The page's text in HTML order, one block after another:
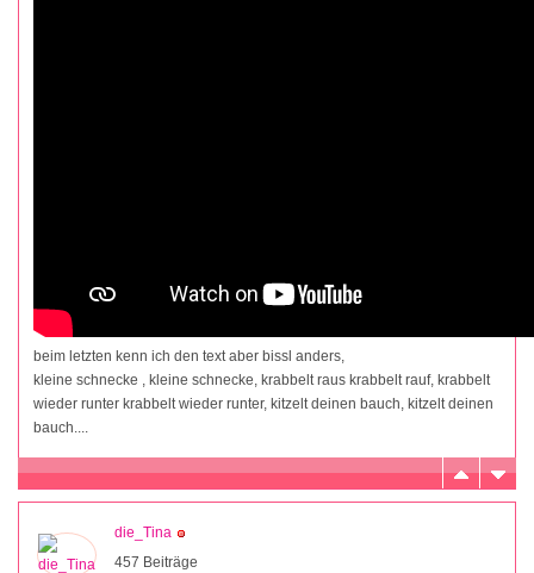
beim letzten kenn ich den text aber bissl anders,
kleine schnecke , kleine schnecke, krabbelt raus krabbelt rauf, krabbelt
wieder runter krabbelt wieder runter, kitzelt deinen bauch, kitzelt deinen
bauch....
die_Tina
457 Beiträge